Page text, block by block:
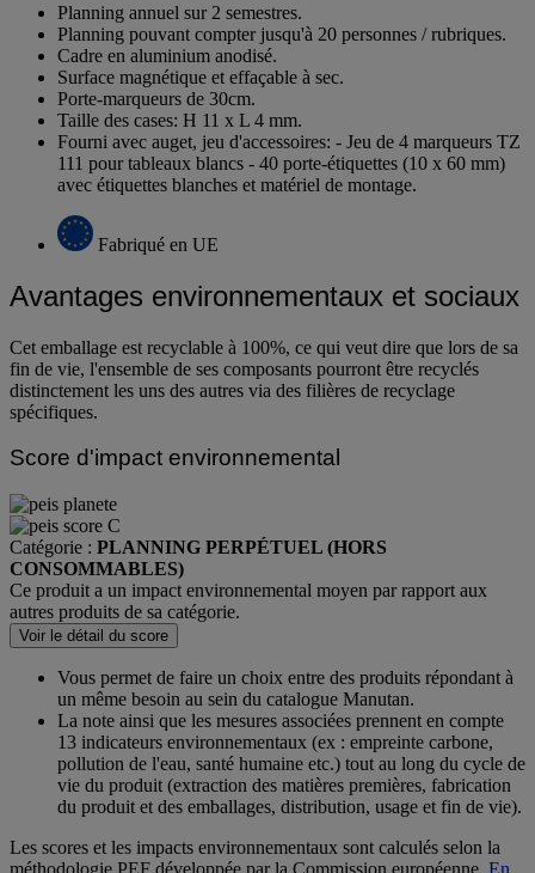
Planning annuel sur 2 semestres.
Planning pouvant compter jusqu'à 20 personnes / rubriques.
Cadre en aluminium anodisé.
Surface magnétique et effaçable à sec.
Porte-marqueurs de 30cm.
Taille des cases: H 11 x L 4 mm.
Fourni avec auget, jeu d'accessoires: - Jeu de 4 marqueurs TZ
111 pour tableaux blancs - 40 porte-étiquettes (10 x 60 mm)
avec étiquettes blanches et matériel de montage.
Fabriqué en UE
Avantages environnementaux et sociaux
Cet emballage est recyclable à 100%, ce qui veut dire que lors de sa
fin de vie, l'ensemble de ses composants pourront être recyclés
distinctement les uns des autres via des filières de recyclage
spécifiques.
Score d'impact environnemental
Catégorie : PLANNING PERPÉTUEL (HORS
CONSOMMABLES)
Ce produit a un impact environnemental moyen par rapport aux
autres produits de sa catégorie.
Voir le détail du score
Vous permet de faire un choix entre des produits répondant à
un même besoin au sein du catalogue Manutan.
La note ainsi que les mesures associées prennent en compte
13 indicateurs environnementaux (ex : empreinte carbone,
pollution de l'eau, santé humaine etc.) tout au long du cycle de
vie du produit (extraction des matières premières, fabrication
du produit et des emballages, distribution, usage et fin de vie).
Les scores et les impacts environnementaux sont calculés selon la
méthodologie PEF développée par la Commission européenne. En